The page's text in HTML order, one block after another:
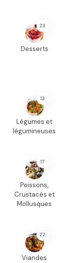
23
Desserts
13
Légumes et
légumineuses
17
Poissons,
Crustacés et
Mollusques
22
Viandes